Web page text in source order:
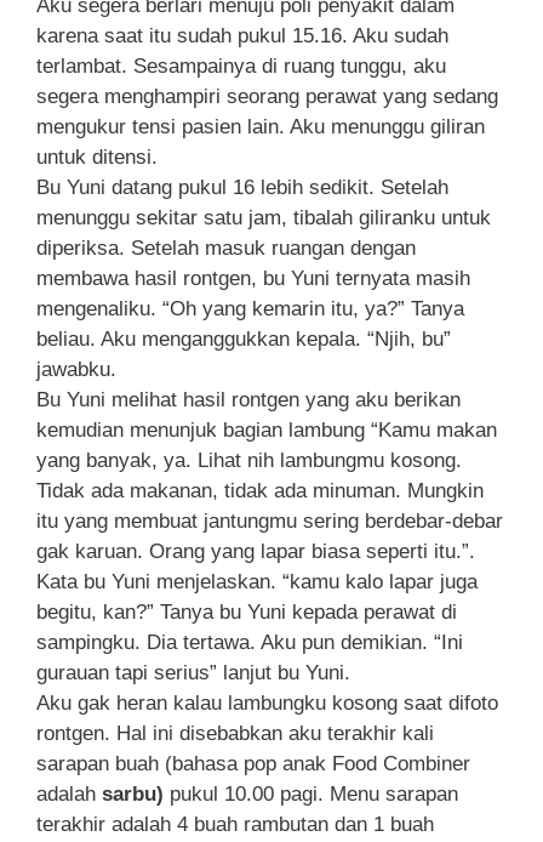
Aku segera berlari menuju poli penyakit dalam
karena saat itu sudah pukul 15.16. Aku sudah
terlambat. Sesampainya di ruang tunggu, aku
segera menghampiri seorang perawat yang sedang
mengukur tensi pasien lain. Aku menunggu giliran
untuk ditensi.
Bu Yuni datang pukul 16 lebih sedikit. Setelah
menunggu sekitar satu jam, tibalah giliranku untuk
diperiksa. Setelah masuk ruangan dengan
membawa hasil rontgen, bu Yuni ternyata masih
mengenaliku. “Oh yang kemarin itu, ya?” Tanya
beliau. Aku menganggukkan kepala. “Njih, bu”
jawabku.
Bu Yuni melihat hasil rontgen yang aku berikan
kemudian menunjuk bagian lambung “Kamu makan
yang banyak, ya. Lihat nih lambungmu kosong.
Tidak ada makanan, tidak ada minuman. Mungkin
itu yang membuat jantungmu sering berdebar-debar
gak karuan. Orang yang lapar biasa seperti itu.”.
Kata bu Yuni menjelaskan. “kamu kalo lapar juga
begitu, kan?” Tanya bu Yuni kepada perawat di
sampingku. Dia tertawa. Aku pun demikian. “Ini
gurauan tapi serius” lanjut bu Yuni.
Aku gak heran kalau lambungku kosong saat difoto
rontgen. Hal ini disebabkan aku terakhir kali
sarapan buah (bahasa pop anak Food Combiner
adalah sarbu) pukul 10.00 pagi. Menu sarapan
terakhir adalah 4 buah rambutan dan 1 buah